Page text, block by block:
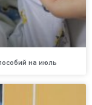
на июль